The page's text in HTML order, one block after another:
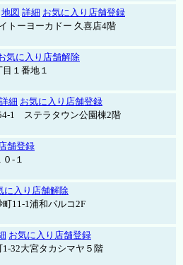
地図 詳細 お気に入り店舗登録
トーヨーカドー 久喜店4階
気に入り店舗解除
１番地１
詳細 お気に入り店舗登録
1 ステラタウン公園棟2階
舗登録
-１
に入り店舗解除
11-1浦和パルコ2F
お気に入り店舗登録
32大宮タカシマヤ５階